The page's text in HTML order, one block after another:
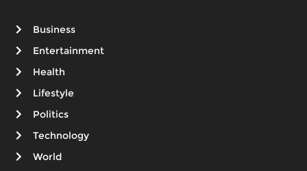
Business
Entertainment
Health
Lifestyle
Politics
Technology
World